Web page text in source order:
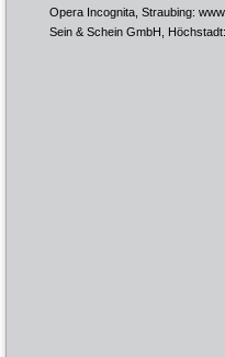
Opera Incognita, Straubing:
Sein & Schein GmbH, Höchstadt: